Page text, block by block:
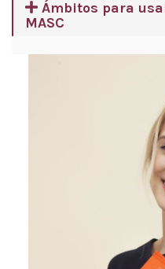
Ámbitos para
MASC